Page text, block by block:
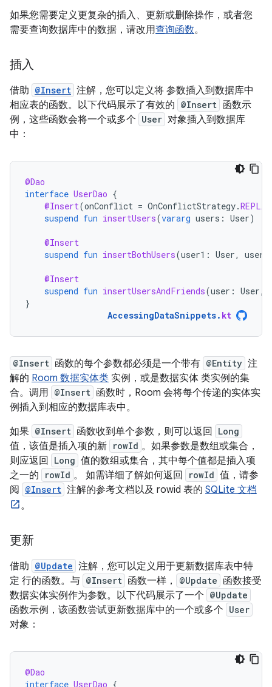
如果您需要定义更复杂的插入、更新或删除操作，或者您
需要查询数据库中的数据，请改用查询函数。
插入
借助 @Insert 注解，您可以定义将 参数插入到数据库中
相应表的函数。以下代码展示了有效的 @Insert 函数示
例，这些函数会将一个或多个 User 对象插入到数据库
中：
@Dao
interface UserDao {
@Insert(onConflict = OnConflictStrategy.
suspend fun insertUsers(vararg users : User)
@Insert
suspend fun insertBothUsers(user1 : User, user2
@Insert
suspend fun insertUsersAndFriends(user : User,
}
AccessingDataSnippets. kt
@Insert 函数的每个参数都必须是一个带有 @Entity 注
解的 Room 数据实体类 实例，或是数据实体 类实例的集
合。调用 @Insert 函数时，Room 会将每个传递的实体实
例插入到相应的数据库表中。
如果 @Insert 函数收到单个参数，则可以返回 Long
值，该值是插入项的新 rowId 。如果参数是数组或集合，
则应返回
Long 值的数组或集合，其中每个值都是插入项
之一的
rowId 。 如需详细了解如何返回 rowId 值，请参
阅
@Insert 注解的参考文档以及 rowid 表的 SQLite 文档
。
更新
借助 @Update 注解，您可以定义用于更新数据库表中特
定 行的函数。与 @Insert 函数一样， @Update 函数接受
数据实体实例作为参数。以下代码展示了一个 @Update
函数示例，该函数尝试更新数据库中的一个或多个 User
对象：
@Dao
interface UserDao {